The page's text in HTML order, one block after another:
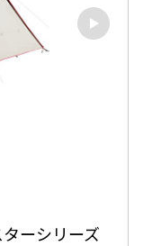
ーシリーズ